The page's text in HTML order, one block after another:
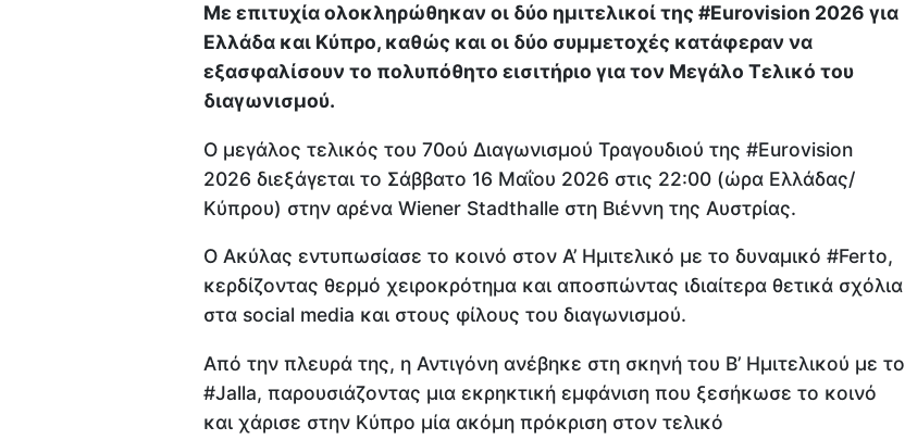
Με επιτυχία ολοκληρώθηκαν οι δύο ημιτελικοί της #Eurovision 2026 για
Ελλάδα και Κύπρο, καθώς και οι δύο συμμετοχές κατάφεραν να
εξασφαλίσουν το πολυπόθητο εισιτήριο για τον Μεγάλο Τελικό του
διαγωνισμού.
Ο μεγάλος τελικός του 70ού Διαγωνισμού Τραγουδιού της #Eurovision
2026 διεξάγεται το Σάββατο 16 Μαΐου 2026 στις 22:00 (ώρα Ελλάδας/
Κύπρου) στην αρένα Wiener Stadthalle στη Βιέννη της Αυστρίας.
Ο Ακύλας εντυπωσίασε το κοινό στον Α’ Ημιτελικό με το δυναμικό #Ferto,
κερδίζοντας θερμό χειροκρότημα και αποσπώντας ιδιαίτερα θετικά σχόλια
στα social media και στους φίλους του διαγωνισμού.
Από την πλευρά της, η Αντιγόνη ανέβηκε στη σκηνή του Β’ Ημιτελικού με το
#Jalla, παρουσιάζοντας μια εκρηκτική εμφάνιση που ξεσήκωσε το κοινό
και χάρισε στην Κύπρο μία ακόμη πρόκριση στον τελικό